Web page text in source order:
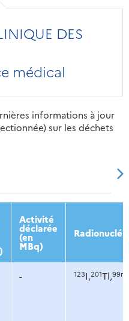
DES
médical
informations à jour
sur les déchets
2015 2016
Activité
déclarée
(en
MBq)
- 123I,201Tl,99m